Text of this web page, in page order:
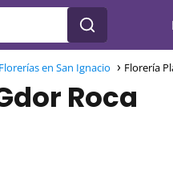
Florerías en San Ignacio Florería
Roca